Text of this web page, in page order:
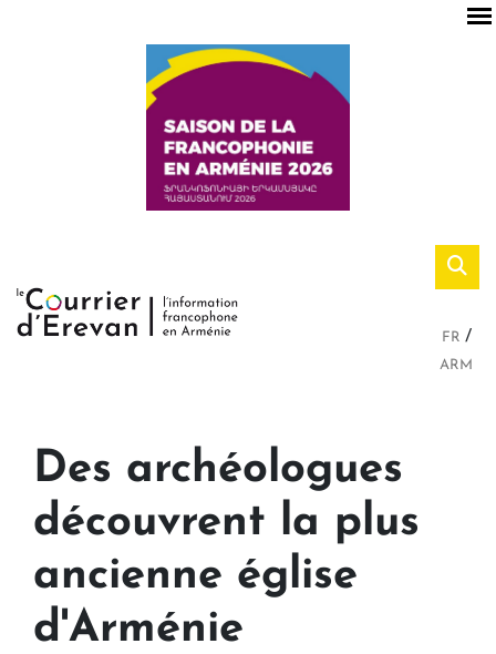
FR
ARM
Des archéologues
découvrent la plus
ancienne église
d'Arménie